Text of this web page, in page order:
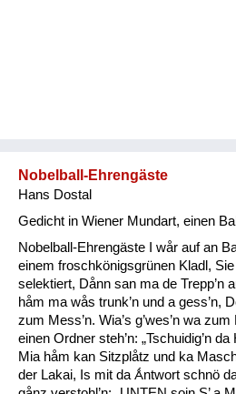
Nobelball-Ehrengäste
Hans Dostal
Gedicht in Wiener Mundart, einen
Nobelball-Ehrengäste I wår auf an
einem froschkönigsgrünen Kladl, Sie
selektiert, Dånn san ma de Trepp’n
håm ma wås trunk’n und a gess’n,
zum Mess’n. Wia’s g’wes’n wa
einen Ordner steh’n: „Tschuidig’n
Mia håm kan Sitzplåtz und ka
der Lakai, Is mit da Ǻntwort schnö